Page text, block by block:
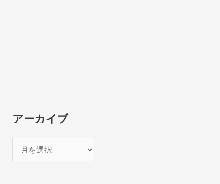
アーカイブ
ー